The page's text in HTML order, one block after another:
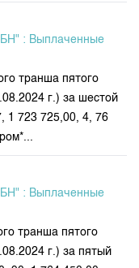
: Выплаченные
транша пятого
г.) за шестой
1 723 725,00, 4, 76
: Выплаченные
транша пятого
г.) за пятый